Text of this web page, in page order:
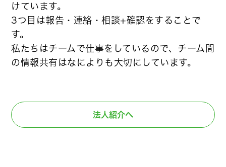
けています。
3つ目は報告・連絡・相談+確認をすることで
す。
私たちはチームで仕事をしているので、チーム間
の情報共有はなによりも大切にしています。
法人紹介へ